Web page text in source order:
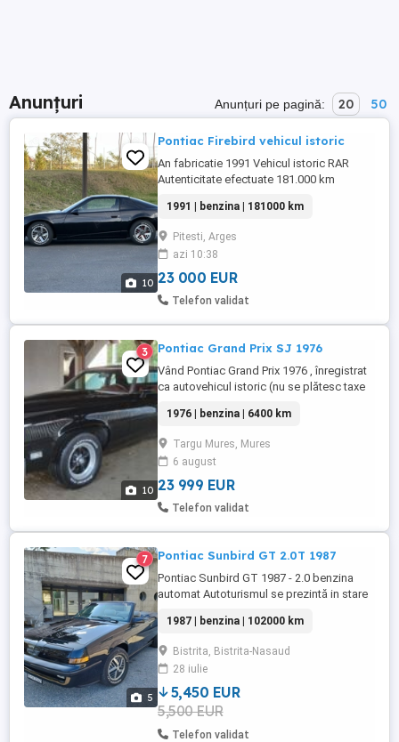
Anunțuri Anunțuri pe pagină: 20 50
10
Pontiac Firebird vehicul istoric
An fabricatie 1991 Vehicul istoric RAR
Autenticitate efectuate 181.000 km
aproape noi # Optiuni : Jante R15
originale Cutie automata 4 overdrive
Tapiterie din catifea impecabila Scaune
reglabile Volan reglabil Bord piele Volan
de piele T-top (trape detasabile) Inchidere
...
1991 | benzina | 181000 km
Pitesti, Arges
azi 10:38
23 000 EUR
Telefon validat
10
3 Pontiac Grand Prix SJ 1976
Vând Pontiac Grand Prix 1976 , înregistrat
ca autovehicul istoric (nu se plătesc taxe
stare ireproșabila , nu are rugina , având in
vedere vârsta pe care o are . Este unică în
România ca și model . Are următoarele
dotări : interior roșu de catifea , geamuri
electrice ...
1976 | benzina | 6400 km
Targu Mures, Mures
6 august
23 999 EUR
Telefon validat
5
7 Pontiac Sunbird GT 2.0T 1987
Pontiac Sunbird GT 1987 - 2.0 benzina
automat Autoturismul se prezintă in stare
Zurich. Este unul din cele 1300 exemplare
vandute de catre General Motors. Este
radiat din Elvetia. Se poate inmatricula ca
vehicul istoric. (Necesar vama Retromobil
RAR) *Este ...
1987 | benzina | 102000 km
Bistrita, Bistrita-Nasaud
28 iulie
5,450 EUR
5,500 EUR
Telefon validat